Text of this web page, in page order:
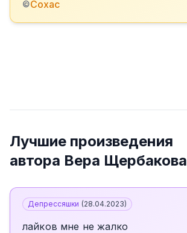
©Сохас
Лучшие произведения
автора Вера Щербакова
Депрессяшки (28.04.2023)
лайков мне не жалко